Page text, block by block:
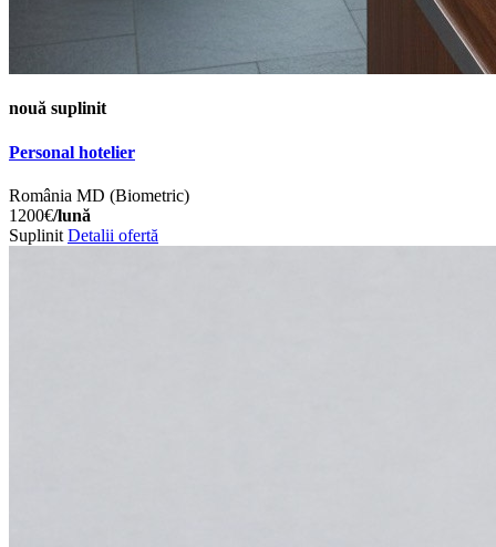
nouă suplinit
Personal hotelier
România MD (Biometric)
1200€/lună
Suplinit Detalii ofertă